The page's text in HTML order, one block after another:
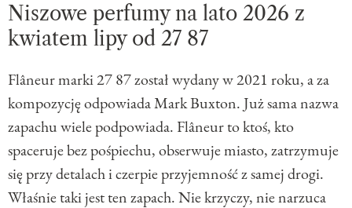
Niszowe perfumy na lato 2026 z
kwiatem lipy od 27 87
Flâneur marki 27 87 został wydany w 2021 roku, a za
kompozycję odpowiada Mark Buxton. Już sama nazwa
zapachu wiele podpowiada. Flâneur to ktoś, kto
spaceruje bez pośpiechu, obserwuje miasto, zatrzymuje
się przy detalach i czerpie przyjemność z samej drogi.
Właśnie taki jest ten zapach. Nie krzyczy, nie narzuca